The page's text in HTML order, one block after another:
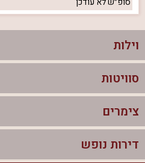
וילות
וילות בצפון
וילות להשכרה
סוויטות
סוויטות בצפון
צימרים לזוגות עם בריכה פרטית
צימרים
צימרים בצפון
דירות נופש